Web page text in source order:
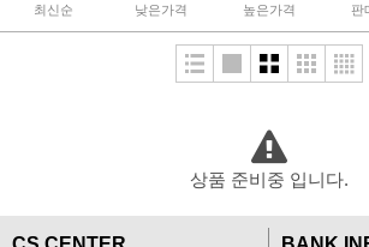
최신순 낮은가격 높은가격 판
상품 준비중 입니다.